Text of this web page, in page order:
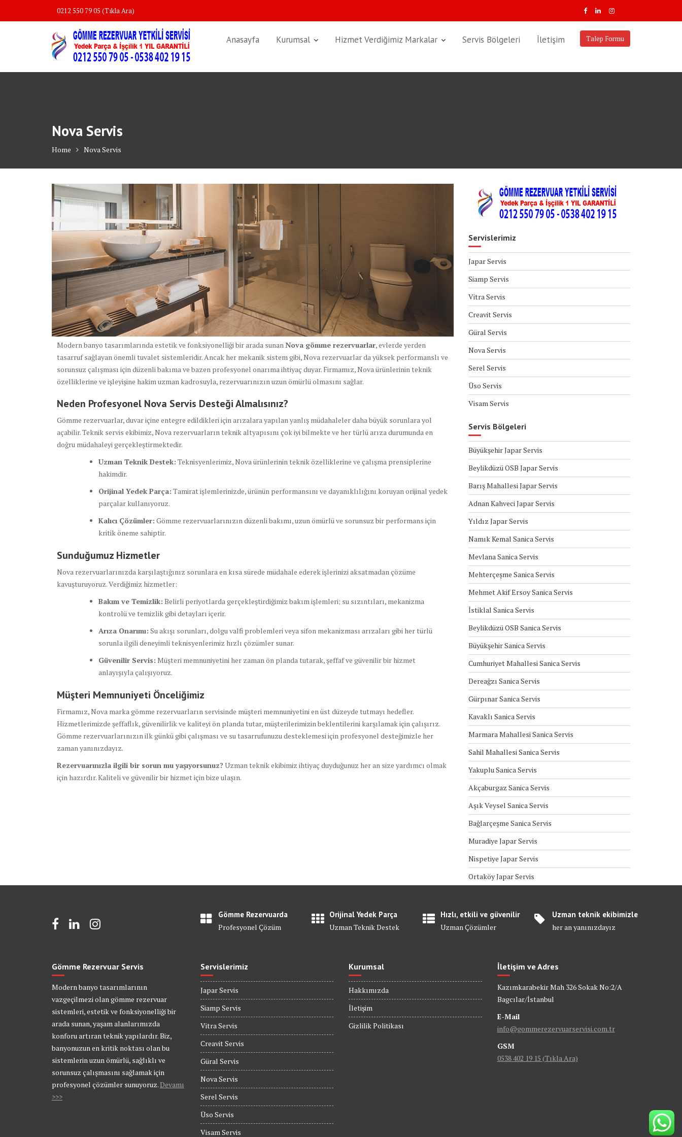
0212 550 79 05 (Tıkla Ara)
Talep Formu
Anasayfa Kurumsal Hizmet Verdiğimiz Markalar Servis Bölgeleri İletişim
Nova Servis
Home Nova Servis
Modern banyo tasarımlarında estetik ve fonksiyonelliği bir arada sunanNova gömme rezervuarlar, evlerde yerden
tasarruf sağlayan önemli tuvalet sistemleridir. Ancak her mekanik sistem gibi, Nova rezervuarlar da yüksek performanslı ve
sorunsuz çalışması için düzenli bakıma ve bazen profesyonel onarıma ihtiyaç duyar. Firmamız, Nova ürünlerinin teknik
özelliklerine ve işleyişine hakim uzman kadrosuyla, rezervuarınızın uzun ömürlü olmasını sağlar.
Neden Profesyonel Nova Servis Desteği Almalısınız?
Gömme rezervuarlar, duvar içine entegre edildikleri için arızalara yapılan yanlış müdahaleler daha büyük sorunlara yol
açabilir. Teknik servis ekibimiz, Nova rezervuarların teknik altyapısını çok iyi bilmekte ve her türlü arıza durumunda en
doğru müdahaleyi gerçekleştirmektedir.
Uzman Teknik Destek: Teknisyenlerimiz, Nova ürünlerinin teknik özelliklerine ve çalışma prensiplerine
hakimdir.
Orijinal Yedek Parça: Tamirat işlemlerinizde, ürünün performansını ve dayanıklılığını koruyan orijinal yedek
parçalar kullanıyoruz.
Kalıcı Çözümler: Gömme rezervuarlarınızın düzenli bakımı, uzun ömürlü ve sorunsuz bir performans için
kritik öneme sahiptir.
Sunduğumuz Hizmetler
Nova rezervuarlarınızda karşılaştığınız sorunlara en kısa sürede müdahale ederek işlerinizi aksatmadan çözüme
kavuşturuyoruz. Verdiğimiz hizmetler:
Bakım ve Temizlik: Belirli periyotlarda gerçekleştirdiğimiz bakım işlemleri; su sızıntıları, mekanizma
kontrolü ve temizlik gibi detayları içerir.
Arıza Onarımı: Su akışı sorunları, dolgu valfi problemleri veya sifon mekanizması arızaları gibi her türlü
sorunla ilgili deneyimli teknisyenlerimiz hızlı çözümler sunar.
Güvenilir Servis: Müşteri memnuniyetini her zaman ön planda tutarak, şeffaf ve güvenilir bir hizmet
anlayışıyla çalışıyoruz.
Müşteri Memnuniyeti Önceliğimiz
Firmamız, Nova marka gömme rezervuarların servisinde müşteri memnuniyetini en üst düzeyde tutmayı hedefler.
Hizmetlerimizde şeffaflık, güvenilirlik ve kaliteyi ön planda tutar, müşterilerimizin beklentilerini karşılamak için çalışırız.
Gömme rezervuarlarınızın ilk günkü gibi çalışması ve su tasarrufunuzu desteklemesi için profesyonel desteğimizle her
zaman yanınızdayız.
Rezervuarınızla ilgili bir sorun mu yaşıyorsunuz? Uzman teknik ekibimiz ihtiyaç duyduğunuz her an size yardımcı olmak
için hazırdır. Kaliteli ve güvenilir bir hizmet için bize ulaşın.
Servislerimiz
Japar Servis
Siamp Servis
Vitra Servis
Creavit Servis
Güral Servis
Nova Servis
Serel Servis
Üso Servis
Visam Servis
Servis Bölgeleri
Büyükşehir Japar Servis
Beylikdüzü OSB Japar Servis
Barış Mahallesi Japar Servis
Adnan Kahveci Japar Servis
Yıldız Japar Servis
Namık Kemal Sanica Servis
Mevlana Sanica Servis
Mehterçeşme Sanica Servis
Mehmet Akif Ersoy Sanica Servis
İstiklal Sanica Servis
Beylikdüzü OSB Sanica Servis
Büyükşehir Sanica Servis
Cumhuriyet Mahallesi Sanica Servis
Dereağzı Sanica Servis
Gürpınar Sanica Servis
Kavaklı Sanica Servis
Marmara Mahallesi Sanica Servis
Sahil Mahallesi Sanica Servis
Yakuplu Sanica Servis
Akçaburgaz Sanica Servis
Aşık Veysel Sanica Servis
Bağlarçeşme Sanica Servis
Muradiye Japar Servis
Nispetiye Japar Servis
Ortaköy Japar Servis
Gömme Rezervuarda
Profesyonel Çözüm
Orijinal Yedek Parça
Uzman Teknik Destek
Hızlı, etkili ve güvenilir
Uzman Çözümler
Uzman teknik ekibimizle
her an yanınızdayız
Gömme Rezervuar Servis
Modern banyo tasarımlarının
vazgeçilmezi olan gömme rezervuar
sistemleri, estetik ve fonksiyonelliği bir
arada sunan, yaşam alanlarımızda
konforu artıran teknik yapılardır. Biz,
banyonuzun en kritik noktası olan bu
sistemlerin uzun ömürlü, sağlıklı ve
sorunsuz çalışmasını sağlamak için
profesyonel çözümler sunuyoruz.Devamı
>>>
Servislerimiz
Japar Servis
Siamp Servis
Vitra Servis
Creavit Servis
Güral Servis
Nova Servis
Serel Servis
Üso Servis
Visam Servis
Kurumsal
Hakkımızda
İletişim
Gizlilik Politikası
İletişim ve Adres
Kazımkarabekir Mah 326 Sokak No:2/A
Bagcılar/İstanbul
E-Mail
info@gommerezervuarservisi.com.tr
GSM
0538 402 19 15 (Tıkla Ara)